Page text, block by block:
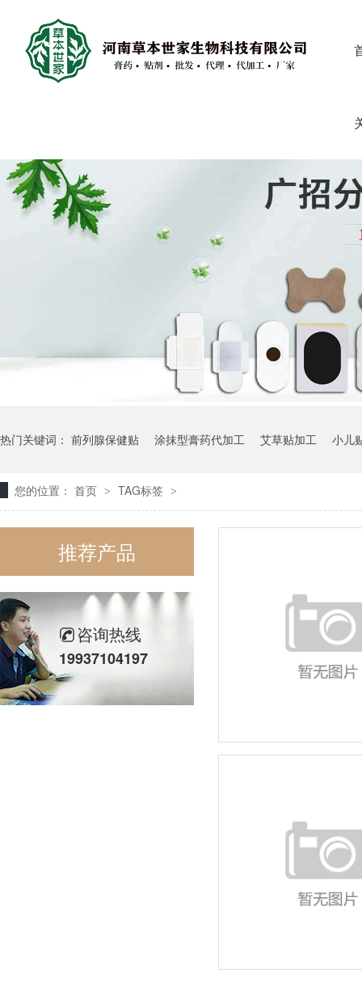
热门关键词： 前列腺保健贴 涂抹型膏药代加工 艾草贴加工 小儿
您的位置： 首页 > TAG标签 >
推荐产品
咨询热线
19937104197